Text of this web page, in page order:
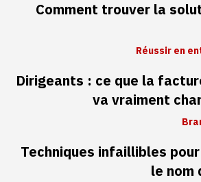
Comment trouver la
Réussir en
Dirigeants : ce que la
va vraiment
Techniques infaillibles
le nom